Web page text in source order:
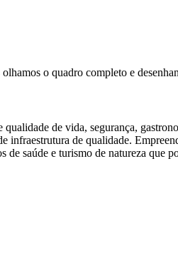
o quadro completo e
de vida, segurança,
de qualidade.
saúde e turismo de natureza que